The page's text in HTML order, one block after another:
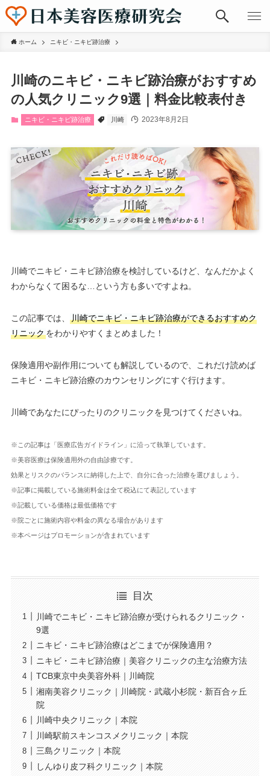
ホーム ニキビ・ニキビ跡治療
川崎のニキビ・ニキビ跡治療がおすすめ
の人気クリニック9選｜料金比較表付き
ニキビ・ニキビ跡治療 川崎 2023年8月2日
川崎でニキビ・ニキビ跡治療を検討しているけど、なんだかよく
わからなくて困るな…という方も多いですよね。
この記事では、
川崎でニキビ・ニキビ跡治療ができるおすすめク
リニックをわかりやすくまとめました！
保険適用や副作用についても解説しているので、これだけ読めば
ニキビ・ニキビ跡治療のカウンセリングにすぐ行けます。
川崎であなたにぴったりのクリニックを見つけてくださいね。
※この記事は「医療広告ガイドライン」に沿って執筆しています。
※美容医療は保険適用外の自由診療です。
効果とリスクのバランスに納得した上で、自分に合った治療を選びましょう。
※記事に掲載している施術料金は全て税込にて表記しています
※記載している価格は最低価格です
※院ごとに施術内容や料金の異なる場合があります
※本ページはプロモーションが含まれています
目次
川崎でニキビ・ニキビ跡治療が受けられるクリニック・
9選
ニキビ・ニキビ跡治療はどこまでが保険適用？
ニキビ・ニキビ跡治療｜美容クリニックの主な治療方法
TCB東京中央美容外科｜川崎院
湘南美容クリニック｜川崎院・武蔵小杉院・新百合ヶ丘
院
川崎中央クリニック｜本院
川崎駅前スキンコスメクリニック｜本院
三島クリニック｜本院
しんゆり皮フ科クリニック｜本院